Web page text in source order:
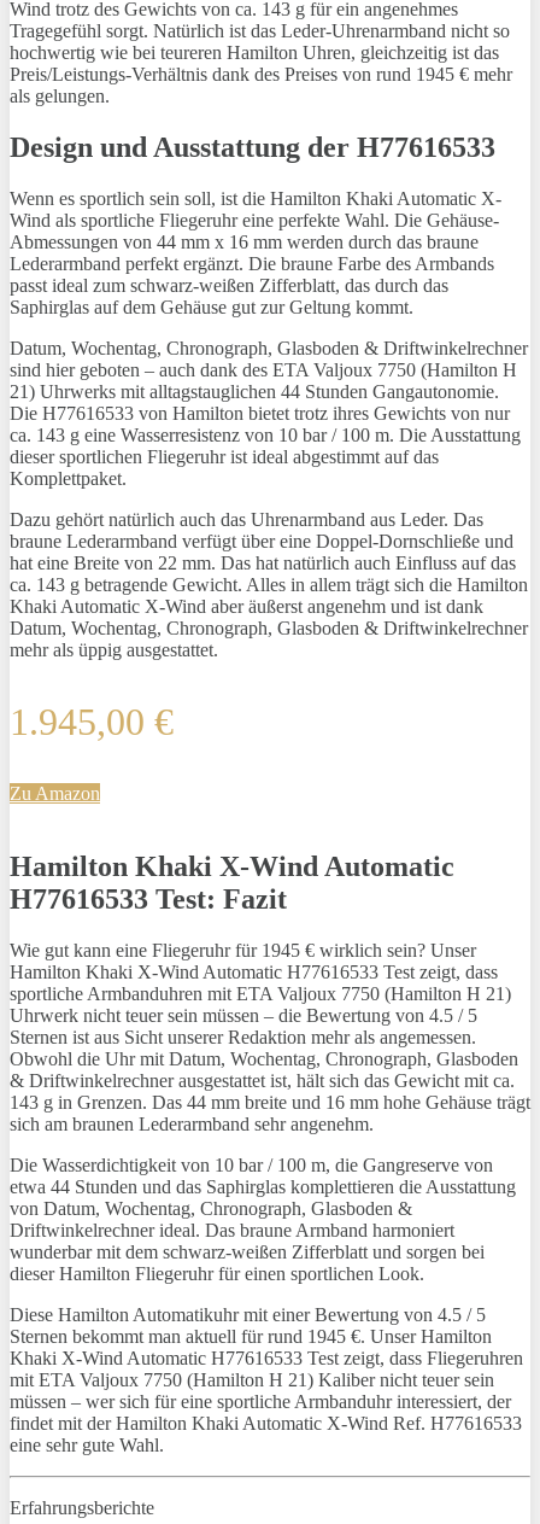
Wind trotz des Gewichts von ca. 143 g für ein angenehmes
Tragegefühl sorgt. Natürlich ist das Leder-Uhrenarmband nicht so
hochwertig wie bei teureren Hamilton Uhren, gleichzeitig ist das
Preis/Leistungs-Verhältnis dank des Preises von rund 1945 € mehr
als gelungen.
Design und Ausstattung der H77616533
Wenn es sportlich sein soll, ist die Hamilton Khaki Automatic X-
Wind als sportliche Fliegeruhr eine perfekte Wahl. Die Gehäuse-
Abmessungen von 44 mm x 16 mm werden durch das braune
Lederarmband perfekt ergänzt. Die braune Farbe des Armbands
passt ideal zum schwarz-weißen Zifferblatt, das durch das
Saphirglas auf dem Gehäuse gut zur Geltung kommt.
Datum, Wochentag, Chronograph, Glasboden & Driftwinkelrechner
sind hier geboten – auch dank des ETA Valjoux 7750 (Hamilton H
21) Uhrwerks mit alltagstauglichen 44 Stunden Gangautonomie.
Die H77616533 von Hamilton bietet trotz ihres Gewichts von nur
ca. 143 g eine Wasserresistenz von 10 bar / 100 m. Die Ausstattung
dieser sportlichen Fliegeruhr ist ideal abgestimmt auf das
Komplettpaket.
Dazu gehört natürlich auch das Uhrenarmband aus Leder. Das
braune Lederarmband verfügt über eine Doppel-Dornschließe und
hat eine Breite von 22 mm. Das hat natürlich auch Einfluss auf das
ca. 143 g betragende Gewicht. Alles in allem trägt sich die Hamilton
Khaki Automatic X-Wind aber äußerst angenehm und ist dank
Datum, Wochentag, Chronograph, Glasboden & Driftwinkelrechner
mehr als üppig ausgestattet.
1.945,00 €
Zu Amazon
Hamilton Khaki X-Wind Automatic
H77616533 Test: Fazit
Wie gut kann eine Fliegeruhr für 1945 € wirklich sein? Unser
Hamilton Khaki X-Wind Automatic H77616533 Test zeigt, dass
sportliche Armbanduhren mit ETA Valjoux 7750 (Hamilton H 21)
Uhrwerk nicht teuer sein müssen – die Bewertung von 4.5 / 5
Sternen ist aus Sicht unserer Redaktion mehr als angemessen.
Obwohl die Uhr mit Datum, Wochentag, Chronograph, Glasboden
& Driftwinkelrechner ausgestattet ist, hält sich das Gewicht mit ca.
143 g in Grenzen. Das 44 mm breite und 16 mm hohe Gehäuse trägt
sich am braunen Lederarmband sehr angenehm.
Die Wasserdichtigkeit von 10 bar / 100 m, die Gangreserve von
etwa 44 Stunden und das Saphirglas komplettieren die Ausstattung
von Datum, Wochentag, Chronograph, Glasboden &
Driftwinkelrechner ideal. Das braune Armband harmoniert
wunderbar mit dem schwarz-weißen Zifferblatt und sorgen bei
dieser Hamilton Fliegeruhr für einen sportlichen Look.
Diese Hamilton Automatikuhr mit einer Bewertung von 4.5 / 5
Sternen bekommt man aktuell für rund 1945 €. Unser Hamilton
Khaki X-Wind Automatic H77616533 Test zeigt, dass Fliegeruhren
mit ETA Valjoux 7750 (Hamilton H 21) Kaliber nicht teuer sein
müssen – wer sich für eine sportliche Armbanduhr interessiert, der
findet mit der Hamilton Khaki Automatic X-Wind Ref. H77616533
eine sehr gute Wahl.
Erfahrungsberichte